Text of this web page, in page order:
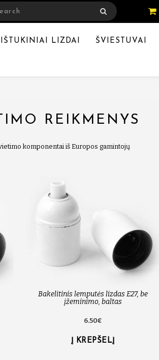
LIZDAI ŠVIESTUVAI
REIKMENYS
komponentai iš Europos gamintojų
Bakelitinis lemputės lizdas E27, be
įžeminimo, baltas
6.50€
Į KREPŠELĮ